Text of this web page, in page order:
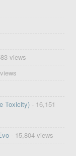
views
Toxicity) - 16,151
- 15,804 views